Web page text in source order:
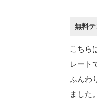
無料
こちら
レート
ふんわ
ました。